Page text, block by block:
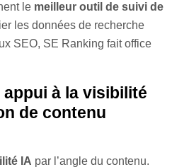
le meilleur outil de suivi de
les données de recherche
SEO, SE Ranking fait office
appui à la visibilité
de contenu
IA par l’angle du contenu.